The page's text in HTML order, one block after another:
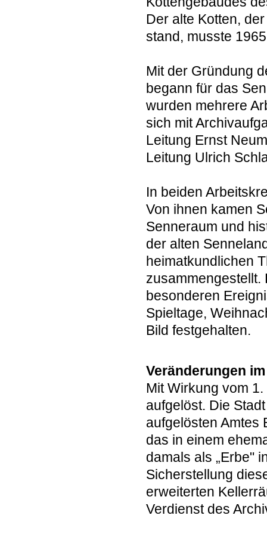
Der alte Kotten,
stand, musste
Mit der Gründung
begann für das
wurden mehrere
sich mit
Leitung Ernst
Leitung Ulrich
In beiden
Von ihnen kamen
Senneraum und
der alten
heimatkundlichen
zusammengestellt.
besonderen
Spieltage,
Bild festgehalten.
Veränderungen
Mit Wirkung vom
aufgelöst. Die
aufgelösten Amtes
das in einem
damals als „Erbe"
Sicherstellung
erweiterten
Verdienst des